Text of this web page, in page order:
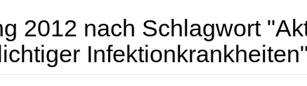
2012 nach Schlagwort
Infektionkrankheiten"